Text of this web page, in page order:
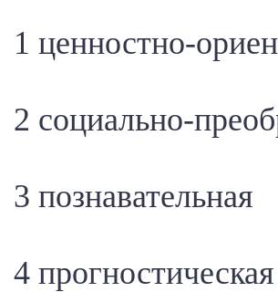
1 ценностно-
2 социально-
3 познавательная
4 прогностическая